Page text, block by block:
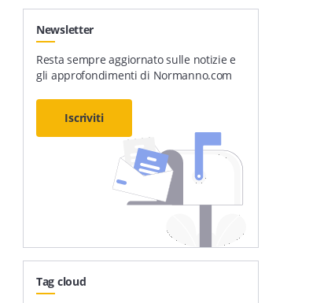
Newsletter
Resta sempre aggiornato sulle notizie e
gli approfondimenti di Normanno.com
Iscriviti
Tag cloud